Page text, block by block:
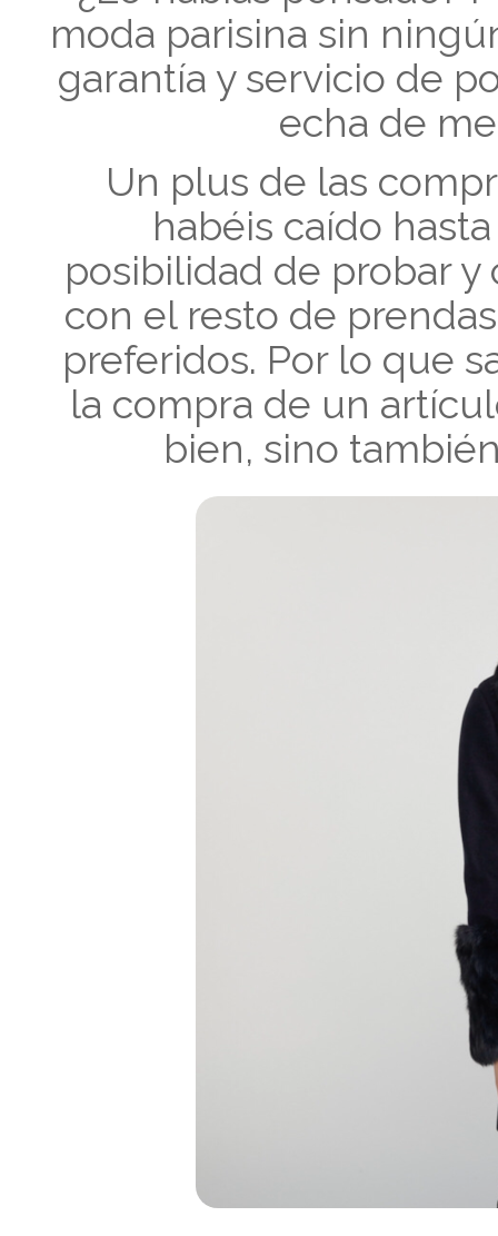
moda parisina sin
garantía y servicio de
echa de
Un plus de las
habéis caído
posibilidad de probar y
con el resto de
preferidos. Por lo que
la compra de un
bien, sino